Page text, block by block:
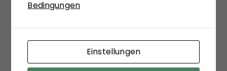
systemtheoretisch inspiriert, zu ungewohnten
Schulze-Böing schreibt in seinem Buch-Tipp
von einem "kühnem Entwurf eines
gesellschaftstheoretisch fundierten Konzepts
Bedingungen
Einstellungen